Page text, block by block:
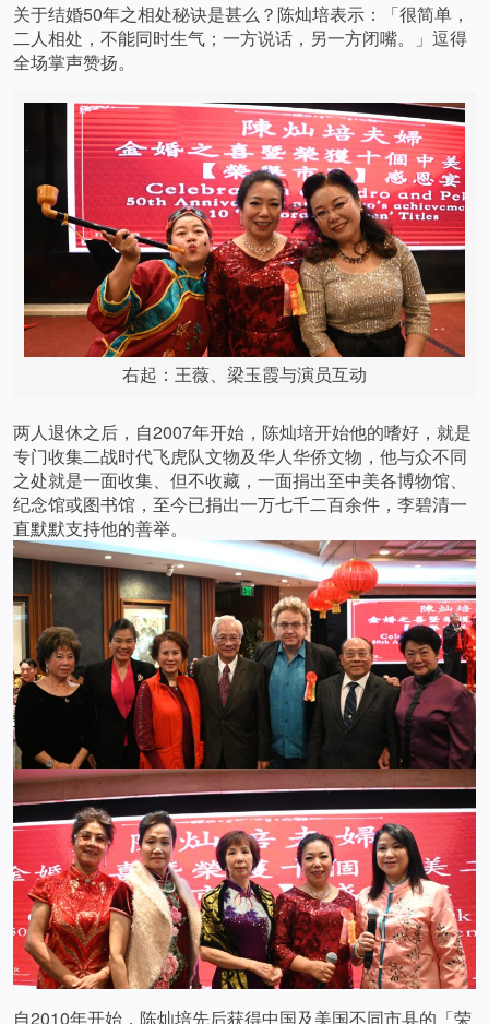
关于结婚50年之相处秘诀是甚么？陈灿培表示：「很简单，
二人相处，不能同时生气；一方说话，另一方闭嘴。」逗得
全场掌声赞扬。
右起：王薇、梁玉霞与演员互动
两人退休之后，自2007年开始，陈灿培开始他的嗜好，就是
专门收集二战时代飞虎队文物及华人华侨文物，他与众不同
之处就是一面收集、但不收藏，一面捐出至中美各博物馆、
纪念馆或图书馆，至今已捐出一万七千二百余件，李碧清一
直默默支持他的善举。
自2010年开始，陈灿培先后获得中国及美国不同市县的「荣